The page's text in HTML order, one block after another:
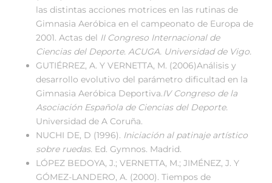
las distintas acciones motrices en las rutinas de
Gimnasia Aeróbica en el campeonato de Europa de
2001. Actas del II Congreso Internacional de
Ciencias del Deporte. ACUGA. Universidad de Vigo.
GUTIÉRREZ, A. Y VERNETTA, M. (2006)Análisis y
desarrollo evolutivo del parámetro dificultad en la
Gimnasia Aeróbica Deportiva.IV Congreso de la
Asociación Española de Ciencias del Deporte.
Universidad de A Coruña.
NUCHI DE, D (1996). Iniciación al patinaje artístico
sobre ruedas. Ed. Gymnos. Madrid.
LÓPEZ BEDOYA, J.; VERNETTA, M.; JIMÉNEZ, J. Y
GÓMEZ-LANDERO, A. (2000). Tiempos de